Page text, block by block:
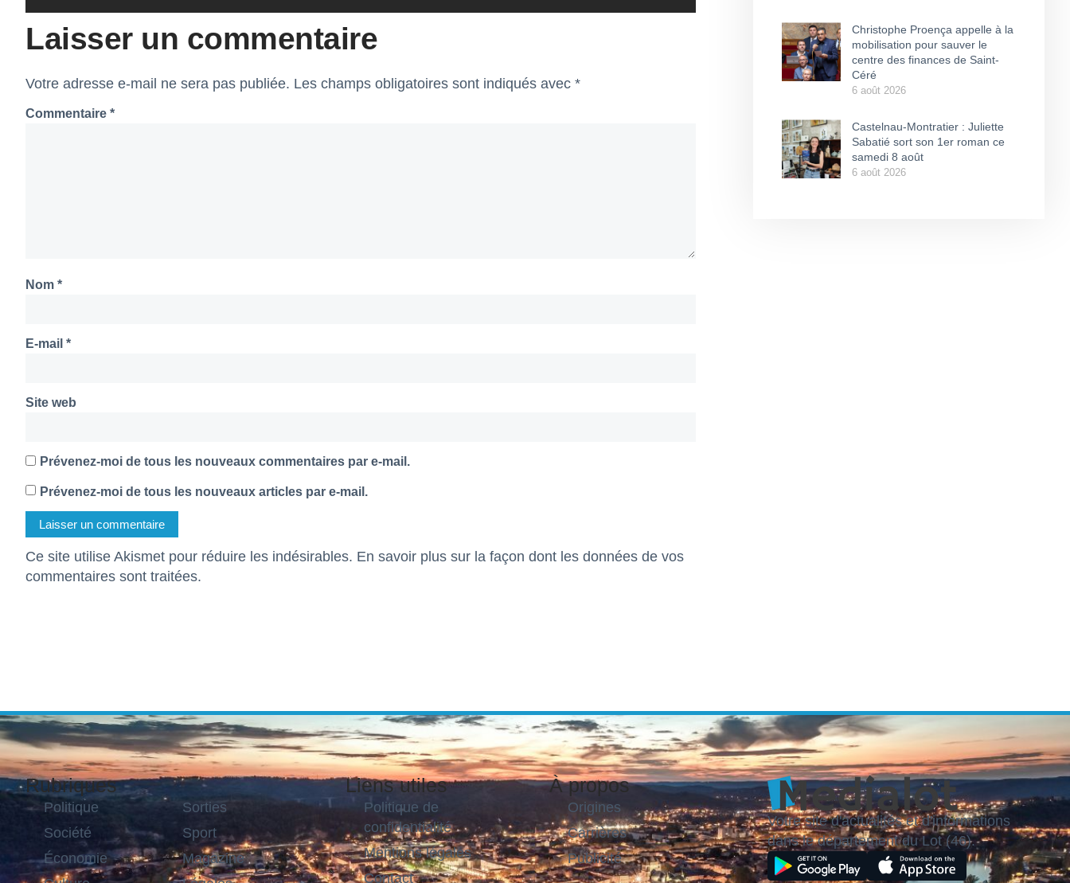
Laisser un commentaire
Votre adresse e-mail ne sera pas publiée. Les champs obligatoires sont indiqués avec *
Commentaire *
Nom *
E-mail *
Site web
Prévenez-moi de tous les nouveaux commentaires par e-mail.
Prévenez-moi de tous les nouveaux articles par e-mail.
Ce site utilise Akismet pour réduire les indésirables. En savoir plus sur la façon dont les données de vos
commentaires sont traitées.
Christophe Proença appelle à la
mobilisation pour sauver le
centre des finances de Saint-
Céré
6 août 2026
Castelnau-Montratier : Juliette
Sabatié sort son 1er roman ce
samedi 8 août
6 août 2026
Rubriques
Politique
Société
Économie
Sorties
Sport
Magazine
Liens utiles
Politique de
confidentialité
Mentions légales
Contact
À propos
Origines
Carrières
Publicité
Votre site d'actualités et d'informations
dans le département du Lot (46).